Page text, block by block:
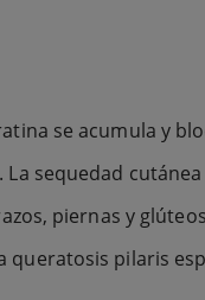
se acumula y
sequedad
piernas y
pilaris